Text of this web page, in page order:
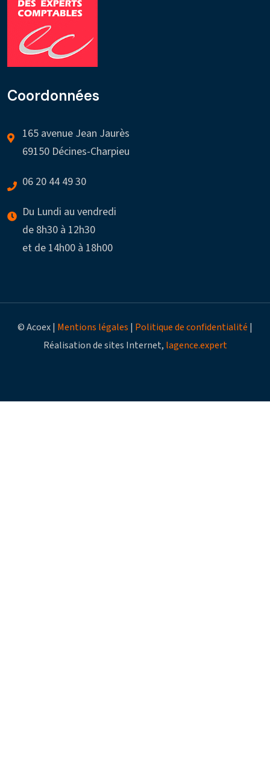
Coordonnées
165 avenue Jean Jaurès
69150 Décines-Charpieu
06 20 44 49 30
Du Lundi au vendredi
de 8h30 à 12h30
et de 14h00 à 18h00
© Acoex | Mentions légales | Politique de confidentialité |
Réalisation de sites Internet, lagence.expert